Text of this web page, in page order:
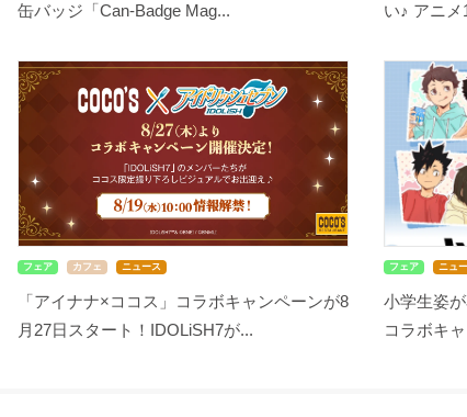
缶バッジ「Can-Badge Mag...
い♪ アニ
フェア カフェ ニュース
「アイナナ×ココス」コラボキャンペーンが8
月27日スタート！IDOLiSH7が...
フェア ニュ
小学生姿
コラボキ